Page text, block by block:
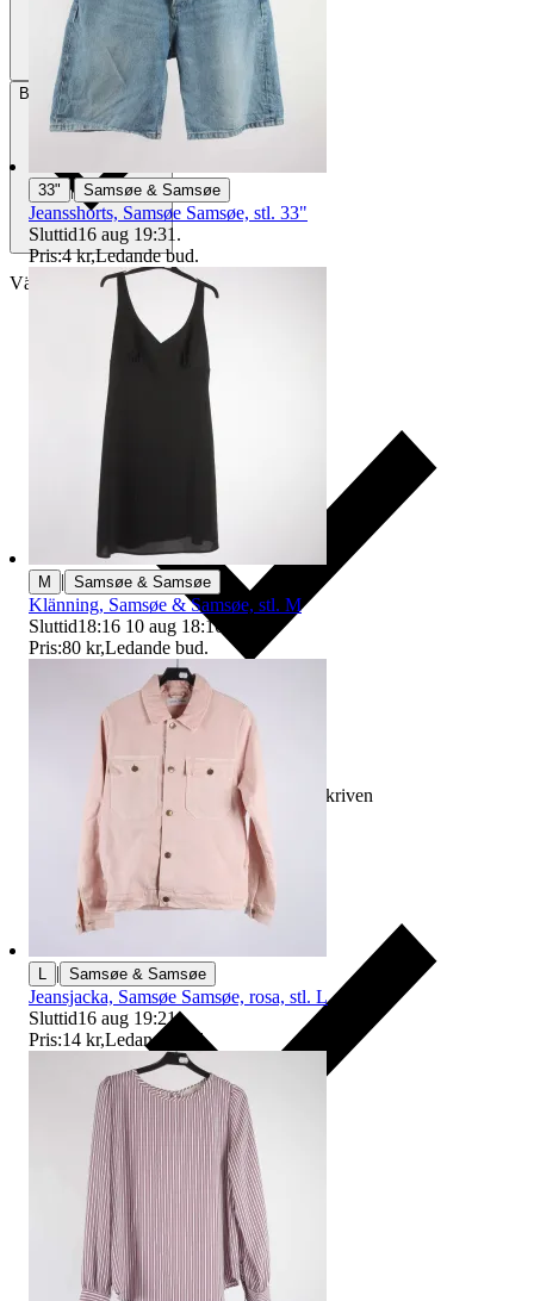
Betalning Via Tradera
Välj till köparskydd
Ersättning om varan inte är som beskriven
Ersättning om du inte får din vara
33" | Samsøe & Samsøe
Jeansshorts, Samsøe Samsøe, stl. 33"
Sluttid16 aug 19:31 .
Pris:4 kr,Ledande bud.
M | Samsøe & Samsøe
Klänning, Samsøe & Samsøe, stl. M
Sluttid18:16 10 aug 18:16
Pris:80 kr,Ledande bud.
L | Samsøe & Samsøe
Jeansjacka, Samsøe Samsøe, rosa, stl. L
Sluttid16 aug 19:21.
Pris:14 kr,Ledande bud.